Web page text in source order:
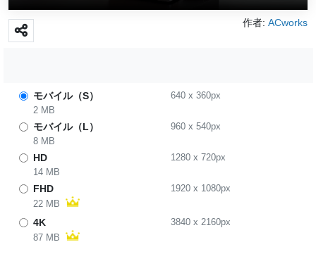
作者: ACworks
モバイル（S） 640x 360px
2 MB
モバイル（L） 960x 540px
8 MB
HD 1280x 720px
14 MB
FHD 1920x 1080px
22 MB
4K 3840x 2160px
87 MB